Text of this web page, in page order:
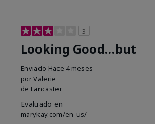
3
Looking Good…but
Enviado Hace 4 meses
porValerie
de Lancaster
Evaluado en
marykay.com/en-us/